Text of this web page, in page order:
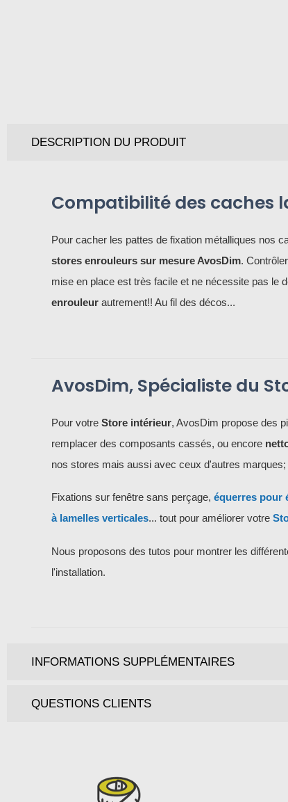
DESCRIPTION DU PRODUIT
Compatibilité des caches
Pour cacher les pattes de fixation métalliques nos
stores enrouleurs sur mesure AvosDim.
mise en place est très facile et ne nécessite pas le
enrouleur autrement!! Au fil des décos...
AvosDim, Spécialiste du
Pour votre Store intérieur, AvosDim propose des
remplacer des composants cassés, ou encore
nos stores mais aussi avec ceux d'autres
Fixations sur fenêtre sans perçage, équerres pour
à lamelles verticales... tout pour améliorer votre
Nous proposons des tutos pour montrer les
l'installation.
INFORMATIONS SUPPLÉMENTAIRES
QUESTIONS CLIENTS